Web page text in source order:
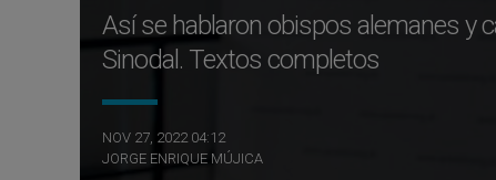
Así se hablaron obispos alemanes y
Sinodal. Textos completos
NOV 27, 2022 04:12
JORGE ENRIQUE MÚJICA